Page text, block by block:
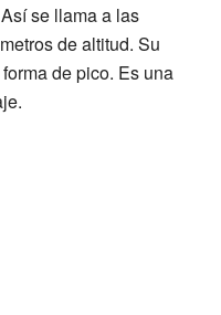
se llama a las
de altitud. Su
de pico. Es una